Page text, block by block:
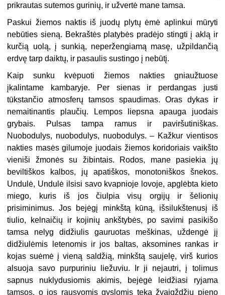
prikrautas sutemos gurinių, ir užvertė mane tamsa.
Paskui žiemos naktis iš juodų plytų ėmė aplinkui mūryti
nebūties sieną. Bekraštės platybės pradėjo stingti į aklą ir
kurčią uolą, į sunkią, neperžengiamą masę, užpildančią
erdvę tarp daiktų, ir pasaulis sustingo į nebūtį.
Kaip sunku kvėpuoti žiemos nakties gniaužtuose
įkalintame kambaryje. Per sienas ir perdangas justi
tūkstančio atmosferų tamsos spaudimas. Oras dykas ir
nemaitinantis plaučių. Lempos liepsna apauga juodais
grybais. Pulsas tampa ramus ir paviršutiniškas.
Nuobodulys, nuobodulys, nuobodulys. – Kažkur vientisos
nakties masės gilumoje juodais žiemos koridoriais vaikšto
vieniši žmonės su žibintais. Rodos, mane pasiekia jų
beviltiškos kalbos, jų apatiškos, monotoniškos šnekos.
Undulė, Undulė ilsisi savo kvapnioje lovoje, apglėbta kieto
miego, kuris iš jos čiulpia visų orgijų ir šėlionių
prisiminimus. Jos bejėgį minkštą kūną, išsilukštenusį iš
tiulio, kelnaičių ir kojinių ankštybės, po savimi pasikišo
tamsa nelyg didžiulis gauruotas meškinas, uždengė jį
didžiulėmis letenomis ir jos baltas, aksomines rankas ir
kojas suėmė į vieną saldžią, minkštą saujelę, virš kurios
alsuoja savo purpuriniu liežuviu. Ir ji nejautri, į tolimus
sapnus nuklydusiomis akimis, bejėgė leidžiasi ryjama
tamsos, o jos rausvomis gyslomis teka žvaigždžių pieno